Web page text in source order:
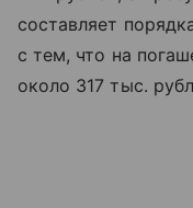
составляет
с тем, что на
около 317 тыс.